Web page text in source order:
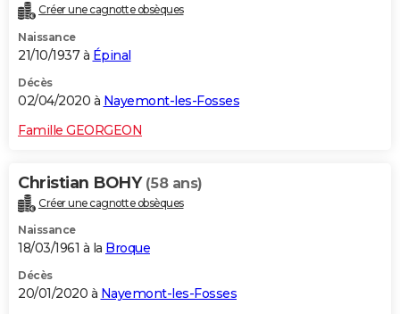
Créer une cagnotte obsèques
Naissance
21/10/1937 à Épinal
Décès
02/04/2020 à Nayemont-les-Fosses
Famille GEORGEON
Christian BOHY (58 ans)
Créer une cagnotte obsèques
Naissance
18/03/1961 à la Broque
Décès
20/01/2020 à Nayemont-les-Fosses